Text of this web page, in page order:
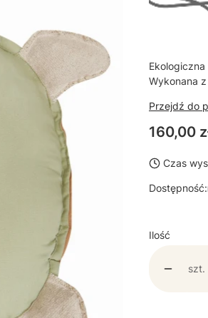
Ekologiczna
Wykonana
Przejdź do
Cena
160,00
Czas
Dostępność:
Ilość
szt.